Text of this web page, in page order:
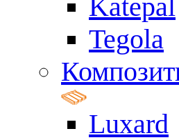
Katepal
Tegola
Luxard